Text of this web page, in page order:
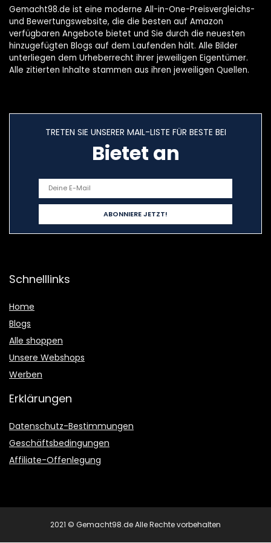
Gemacht98.de ist eine moderne All-in-One-Preisvergleichs-
und Bewertungswebsite, die die besten auf Amazon
verfügbaren Angebote bietet und Sie durch die neuesten
hinzugefügten Blogs auf dem Laufenden hält. Alle Bilder
unterliegen dem Urheberrecht ihrer jeweiligen Eigentümer.
Alle zitierten Inhalte stammen aus ihren jeweiligen Quellen.
TRETEN SIE UNSERER MAIL-LISTE FÜR BESTE BEI
Bietet an
Schnelllinks
Home
Blogs
Alle shoppen
Unsere Webshops
Werben
Erklärungen
Datenschutz-Bestimmungen
Geschäftsbedingungen
Affiliate-Offenlegung
2021 © Gemacht98.de Alle Rechte vorbehalten